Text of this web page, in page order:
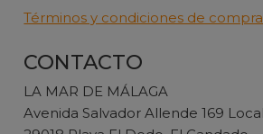
Términos y condiciones de compra
CONTACTO
LA MAR DE MÁLAGA
Avenida Salvador Allende 169 Local